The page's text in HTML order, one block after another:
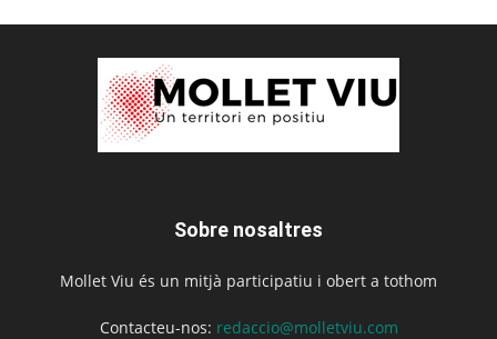
Sobre nosaltres
Mollet Viu és un mitjà participatiu i obert a tothom
Contacteu-nos: redaccio@molletviu.com